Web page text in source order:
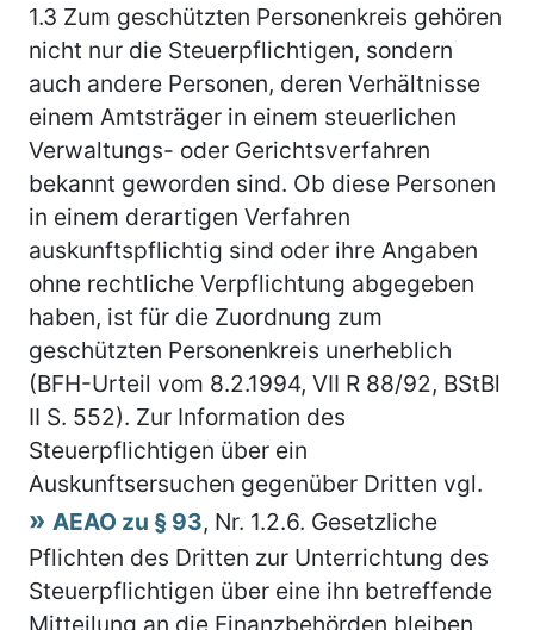
1.3 Zum geschützten Personenkreis gehören
nicht nur die Steuerpflichtigen, sondern
auch andere Personen, deren Verhältnisse
einem Amtsträger in einem steuerlichen
Verwaltungs- oder Gerichtsverfahren
bekannt geworden sind. Ob diese Personen
in einem derartigen Verfahren
auskunftspflichtig sind oder ihre Angaben
ohne rechtliche Verpflichtung abgegeben
haben, ist für die Zuordnung zum
geschützten Personenkreis unerheblich
(BFH-Urteil vom 8.2.1994, VII R 88/92, BStBl
II S. 552). Zur Information des
Steuerpflichtigen über ein
Auskunftsersuchen gegenüber Dritten vgl.
AEAO zu § 93, Nr. 1.2.6. Gesetzliche
Pflichten des Dritten zur Unterrichtung des
Steuerpflichtigen über eine ihn betreffende
Mitteilung an die Finanzbehörden bleiben